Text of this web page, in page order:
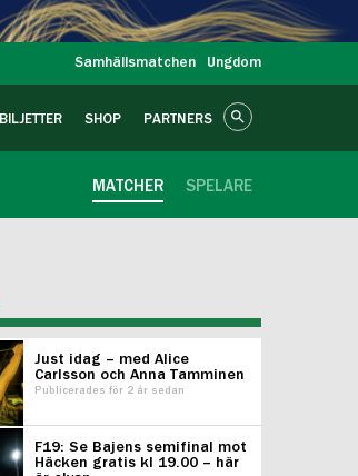
Samhällsmatchen Ungdom
BILJETTER SHOP PARTNERS
SPELARE
MATCHER
Just idag – med Alice
Carlsson och Anna Tamminen
Publicerades för 2 år sedan
F19: Se Bajens semifinal mot
Häcken gratis kl 19.00 – här